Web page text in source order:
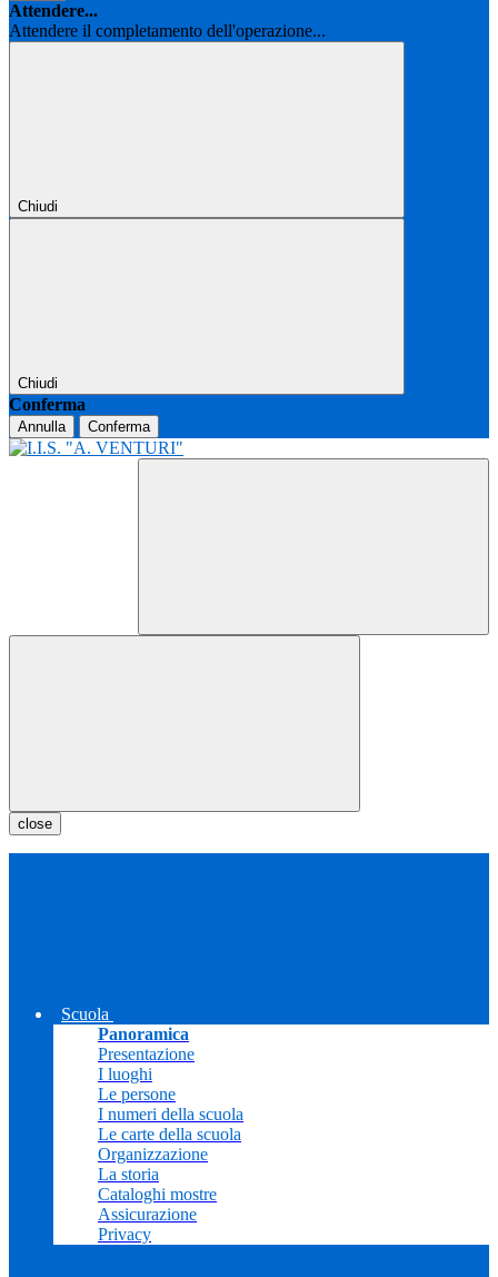
Attendere...
Attendere il completamento dell'operazione...
Chiudi
Chiudi
Conferma
Annulla Conferma
close
Scuola
Panoramica
Presentazione
I luoghi
Le persone
I numeri della scuola
Le carte della scuola
Organizzazione
La storia
Cataloghi mostre
Assicurazione
Privacy